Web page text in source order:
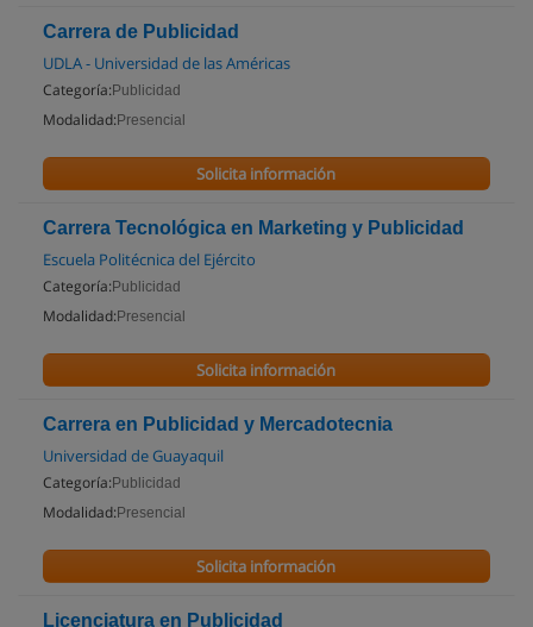
Carrera de Publicidad
UDLA - Universidad de las Américas
Categoría: Publicidad
Modalidad: Presencial
Solicita información
Carrera Tecnológica en Marketing y Publicidad
Escuela Politécnica del Ejército
Categoría: Publicidad
Modalidad: Presencial
Solicita información
Carrera en Publicidad y Mercadotecnia
Universidad de Guayaquil
Categoría: Publicidad
Modalidad: Presencial
Solicita información
Licenciatura en Publicidad